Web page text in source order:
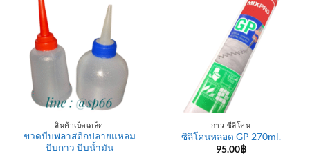
สินค้าเบ็ดเตล็ด
ขวดบีบพลาสติกปลายแหลม
บีบกาว บีบน้ำมัน
กาว-ซีลีโคน
ซิลิโคนหลอด GP 270ml.
95.00฿